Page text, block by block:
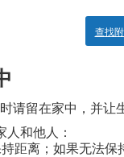
查找
请留在家中，并让
和他人：
距离；如果无法保